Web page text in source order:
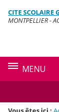
Menu de la
Contenu
CITE SCOLAIRE
MONTPELLIER -
MENU